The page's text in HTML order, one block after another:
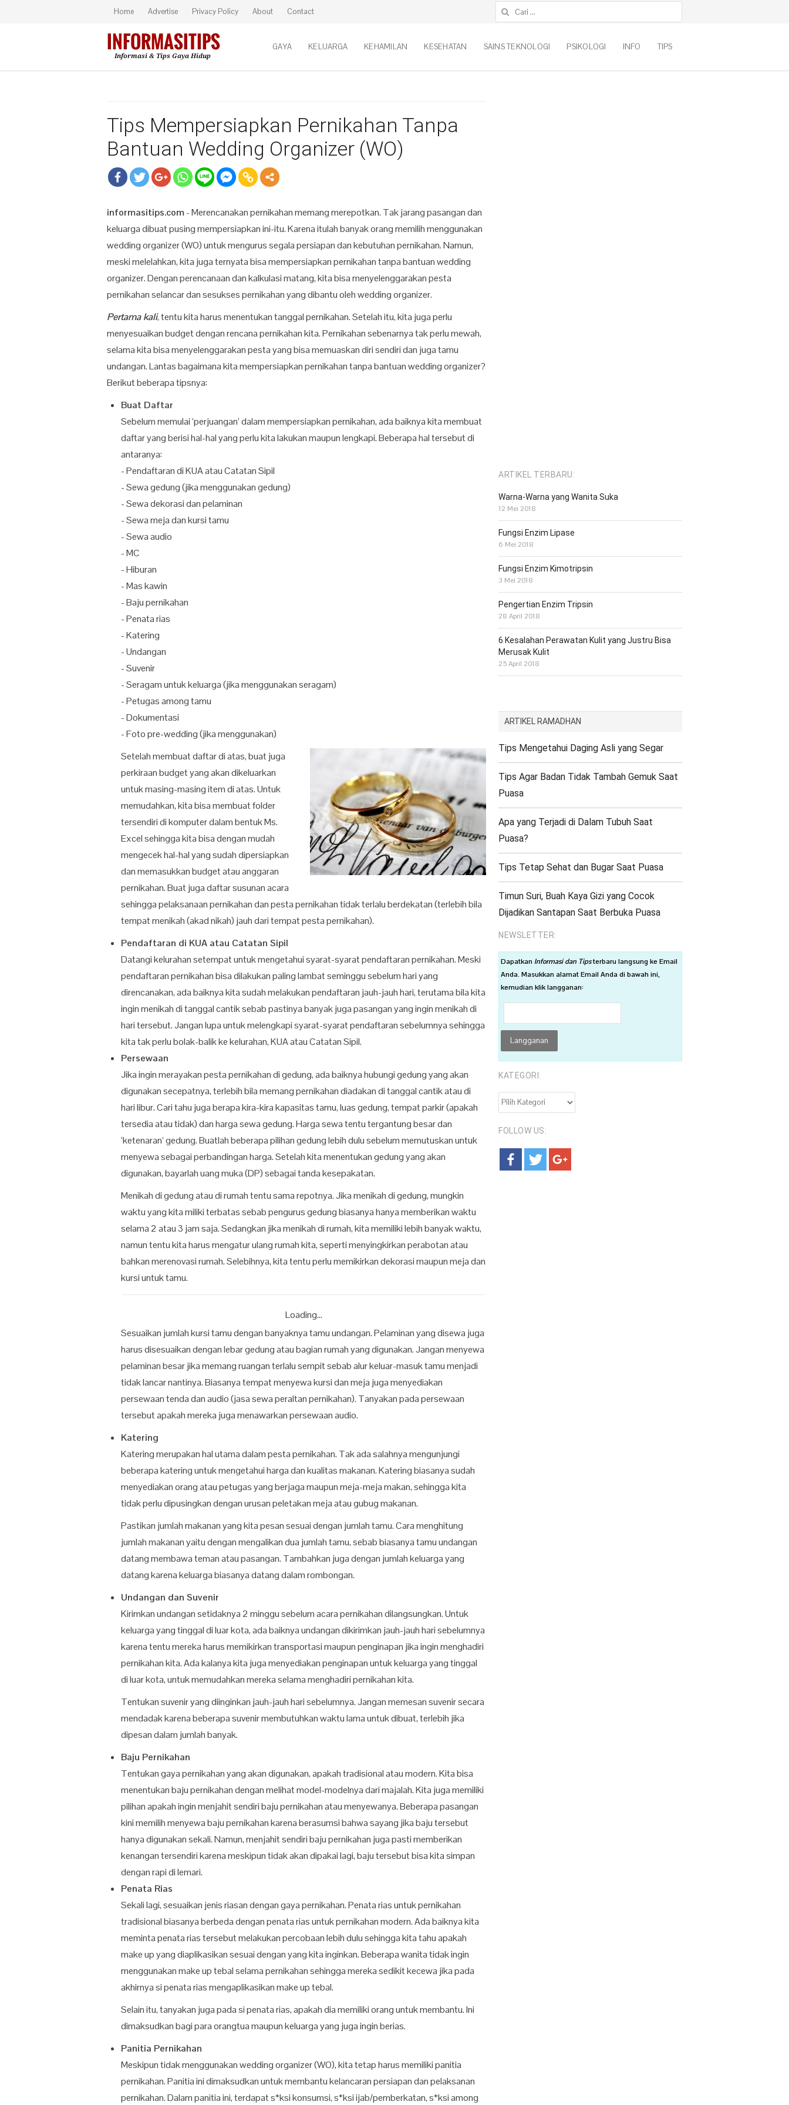
Home Advertise Privacy Policy About Contact Cari untuk:
GAYA KELUARGA KEHAMILAN KESEHATAN SAINS TEKNOLOGI PSIKOLOGI INFO TIPS
Tips Mempersiapkan Pernikahan Tanpa
Bantuan Wedding Organizer (WO)
informasitips.com- Merencanakan pernikahan memang merepotkan. Tak jarang pasangan dan
keluarga dibuat pusing mempersiapkan ini-itu. Karena itulah banyak orang memilih menggunakan
wedding organizer (WO) untuk mengurus segala persiapan dan kebutuhan pernikahan. Namun,
meski melelahkan, kita juga ternyata bisa mempersiapkan pernikahan tanpa bantuan wedding
organizer. Dengan perencanaan dan kalkulasi matang, kita bisa menyelenggarakan pesta
pernikahan selancar dan sesukses pernikahan yang dibantu oleh wedding organizer.
Pertama kali, tentu kita harus menentukan tanggal pernikahan. Setelah itu, kita juga perlu
menyesuaikan budget dengan rencana pernikahan kita. Pernikahan sebenarnya tak perlu mewah,
selama kita bisa menyelenggarakan pesta yang bisa memuaskan diri sendiri dan juga tamu
undangan. Lantas bagaimana kita mempersiapkan pernikahan tanpa bantuan wedding organizer?
Berikut beberapa tipsnya:
Buat Daftar
Sebelum memulai ‘perjuangan’ dalam mempersiapkan pernikahan, ada baiknya kita membuat
daftar yang berisi hal-hal yang perlu kita lakukan maupun lengkapi. Beberapa hal tersebut di
antaranya:
- Pendaftaran di KUA atau Catatan Sipil
- Sewa gedung (jika menggunakan gedung)
- Sewa dekorasi dan pelaminan
- Sewa meja dan kursi tamu
- Sewa audio
- MC
- Hiburan
- Mas kawin
- Baju pernikahan
- Penata rias
- Katering
- Undangan
- Suvenir
- Seragam untuk keluarga (jika menggunakan seragam)
- Petugas among tamu
- Dokumentasi
- Foto pre-wedding (jika menggunakan)
Setelah membuat daftar di atas, buat juga
perkiraan budget yang akan dikeluarkan
untuk masing-masing item di atas. Untuk
memudahkan, kita bisa membuat folder
tersendiri di komputer dalam bentuk Ms.
Excel sehingga kita bisa dengan mudah
mengecek hal-hal yang sudah dipersiapkan
dan memasukkan budget atau anggaran
pernikahan. Buat juga daftar susunan acara
sehingga pelaksanaan pernikahan dan pesta pernikahan tidak terlalu berdekatan (terlebih bila
tempat menikah (akad nikah) jauh dari tempat pesta pernikahan).
Pendaftaran di KUA atau Catatan Sipil
Datangi kelurahan setempat untuk mengetahui syarat-syarat pendaftaran pernikahan. Meski
pendaftaran pernikahan bisa dilakukan paling lambat seminggu sebelum hari yang
direncanakan, ada baiknya kita sudah melakukan pendaftaran jauh-jauh hari, terutama bila kita
ingin menikah di tanggal cantik sebab pastinya banyak juga pasangan yang ingin menikah di
hari tersebut. Jangan lupa untuk melengkapi syarat-syarat pendaftaran sebelumnya sehingga
kita tak perlu bolak-balik ke kelurahan, KUA atau Catatan Sipil.
Persewaan
Jika ingin merayakan pesta pernikahan di gedung, ada baiknya hubungi gedung yang akan
digunakan secepatnya, terlebih bila memang pernikahan diadakan di tanggal cantik atau di
hari libur. Cari tahu juga berapa kira-kira kapasitas tamu, luas gedung, tempat parkir (apakah
tersedia atau tidak) dan harga sewa gedung. Harga sewa tentu tergantung besar dan
‘ketenaran’ gedung. Buatlah beberapa pilihan gedung lebih dulu sebelum memutuskan untuk
menyewa sebagai perbandingan harga. Setelah kita menentukan gedung yang akan
digunakan, bayarlah uang muka (DP) sebagai tanda kesepakatan.
Menikah di gedung atau di rumah tentu sama repotnya. Jika menikah di gedung, mungkin
waktu yang kita miliki terbatas sebab pengurus gedung biasanya hanya memberikan waktu
selama 2 atau 3 jam saja. Sedangkan jika menikah di rumah, kita memiliki lebih banyak waktu,
namun tentu kita harus mengatur ulang rumah kita, seperti menyingkirkan perabotan atau
bahkan merenovasi rumah. Selebihnya, kita tentu perlu memikirkan dekorasi maupun meja dan
kursi untuk tamu.
Loading...
Sesuaikan jumlah kursi tamu dengan banyaknya tamu undangan. Pelaminan yang disewa juga
harus disesuaikan dengan lebar gedung atau bagian rumah yang digunakan. Jangan menyewa
pelaminan besar jika memang ruangan terlalu sempit sebab alur keluar-masuk tamu menjadi
tidak lancar nantinya. Biasanya tempat menyewa kursi dan meja juga menyediakan
persewaan tenda dan audio (jasa sewa peraltan pernikahan). Tanyakan pada persewaan
tersebut apakah mereka juga menawarkan persewaan audio.
Katering
Katering merupakan hal utama dalam pesta pernikahan. Tak ada salahnya mengunjungi
beberapa katering untuk mengetahui harga dan kualitas makanan. Katering biasanya sudah
menyediakan orang atau petugas yang berjaga maupun meja-meja makan, sehingga kita
tidak perlu dipusingkan dengan urusan peletakan meja atau gubug makanan.
Pastikan jumlah makanan yang kita pesan sesuai dengan jumlah tamu. Cara menghitung
jumlah makanan yaitu dengan mengalikan dua jumlah tamu, sebab biasanya tamu undangan
datang membawa teman atau pasangan. Tambahkan juga dengan jumlah keluarga yang
datang karena keluarga biasanya datang dalam rombongan.
Undangan dan Suvenir
Kirimkan undangan setidaknya 2 minggu sebelum acara pernikahan dilangsungkan. Untuk
keluarga yang tinggal di luar kota, ada baiknya undangan dikirimkan jauh-jauh hari sebelumnya
karena tentu mereka harus memikirkan transportasi maupun penginapan jika ingin menghadiri
pernikahan kita. Ada kalanya kita juga menyediakan penginapan untuk keluarga yang tinggal
di luar kota, untuk memudahkan mereka selama menghadiri pernikahan kita.
Tentukan suvenir yang diinginkan jauh-jauh hari sebelumnya. Jangan memesan suvenir secara
mendadak karena beberapa suvenir membutuhkan waktu lama untuk dibuat, terlebih jika
dipesan dalam jumlah banyak.
Baju Pernikahan
Tentukan gaya pernikahan yang akan digunakan, apakah tradisional atau modern. Kita bisa
menentukan baju pernikahan dengan melihat model-modelnya dari majalah. Kita juga memiliki
pilihan apakah ingin menjahit sendiri baju pernikahan atau menyewanya. Beberapa pasangan
kini memilih menyewa baju pernikahan karena berasumsi bahwa sayang jika baju tersebut
hanya digunakan sekali. Namun, menjahit sendiri baju pernikahan juga pasti memberikan
kenangan tersendiri karena meskipun tidak akan dipakai lagi, baju tersebut bisa kita simpan
dengan rapi di lemari.
Penata Rias
Sekali lagi, sesuaikan jenis riasan dengan gaya pernikahan. Penata rias untuk pernikahan
tradisional biasanya berbeda dengan penata rias untuk pernikahan modern. Ada baiknya kita
meminta penata rias tersebut melakukan percobaan lebih dulu sehingga kita tahu apakah
make up yang diaplikasikan sesuai dengan yang kita inginkan. Beberapa wanita tidak ingin
menggunakan make up tebal selama pernikahan sehingga mereka sedikit kecewa jika pada
akhirnya si penata rias mengaplikasikan make up tebal.
Selain itu, tanyakan juga pada si penata rias, apakah dia memiliki orang untuk membantu. Ini
dimaksudkan bagi para orangtua maupun keluarga yang juga ingin berias.
Panitia Pernikahan
Meskipun tidak menggunakan wedding organizer (WO), kita tetap harus memiliki panitia
pernikahan. Panitia ini dimaksudkan untuk membantu kelancaran persiapan dan pelaksanan
pernikahan. Dalam panitia ini, terdapat s*ksi konsumsi, s*ksi ijab/pemberkatan, s*ksi among
ARTIKEL TERBARU:
Warna-Warna yang Wanita Suka
12 Mei 2018
Fungsi Enzim Lipase
6 Mei 2018
Fungsi Enzim Kimotripsin
3 Mei 2018
Pengertian Enzim Tripsin
28 April 2018
6 Kesalahan Perawatan Kulit yang Justru Bisa
Merusak Kulit
25 April 2018
ARTIKEL RAMADHAN
Tips Mengetahui Daging Asli yang Segar
Tips Agar Badan Tidak Tambah Gemuk Saat
Puasa
Apa yang Terjadi di Dalam Tubuh Saat
Puasa?
Tips Tetap Sehat dan Bugar Saat Puasa
Timun Suri, Buah Kaya Gizi yang Cocok
Dijadikan Santapan Saat Berbuka Puasa
NEWSLETTER:
DapatkanInformasi dan Tipsterbaru langsung ke Email
Anda. Masukkan alamat Email Anda di bawah ini,
kemudian klik langganan:
KATEGORI:
KATEGORI:
FOLLOW US: